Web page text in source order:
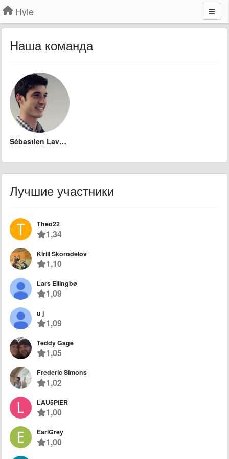
Hyle
Наша команда
Sébastien Lavoie
Лучшие участники
Theo22
1,34
Kirill Skorodelov
1,10
Lars Ellingbø
1,09
u j
1,09
Teddy Gage
1,05
Frederic Simons
1,02
LAU5PIER
1,00
EarlGrey
1,00